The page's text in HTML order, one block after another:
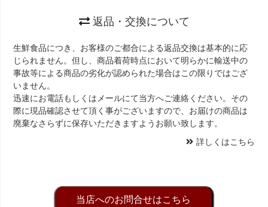
返品・交換について
生鮮食品につき、お客様のご都合による返品交換は基本的に応
じられません。但し、商品着荷時点において明らかに輸送中の
事故等による商品の劣化が認められた場合はこの限りではござ
いません。
迅速にお電話もしくはメールにて当方へご連絡ください。その
際に現品確認させて頂く事がございますので、お届けの商品は
廃棄なさらずに保存いただきますようお願い致します。
詳しくはこちら
当店へのお問合せはこちら